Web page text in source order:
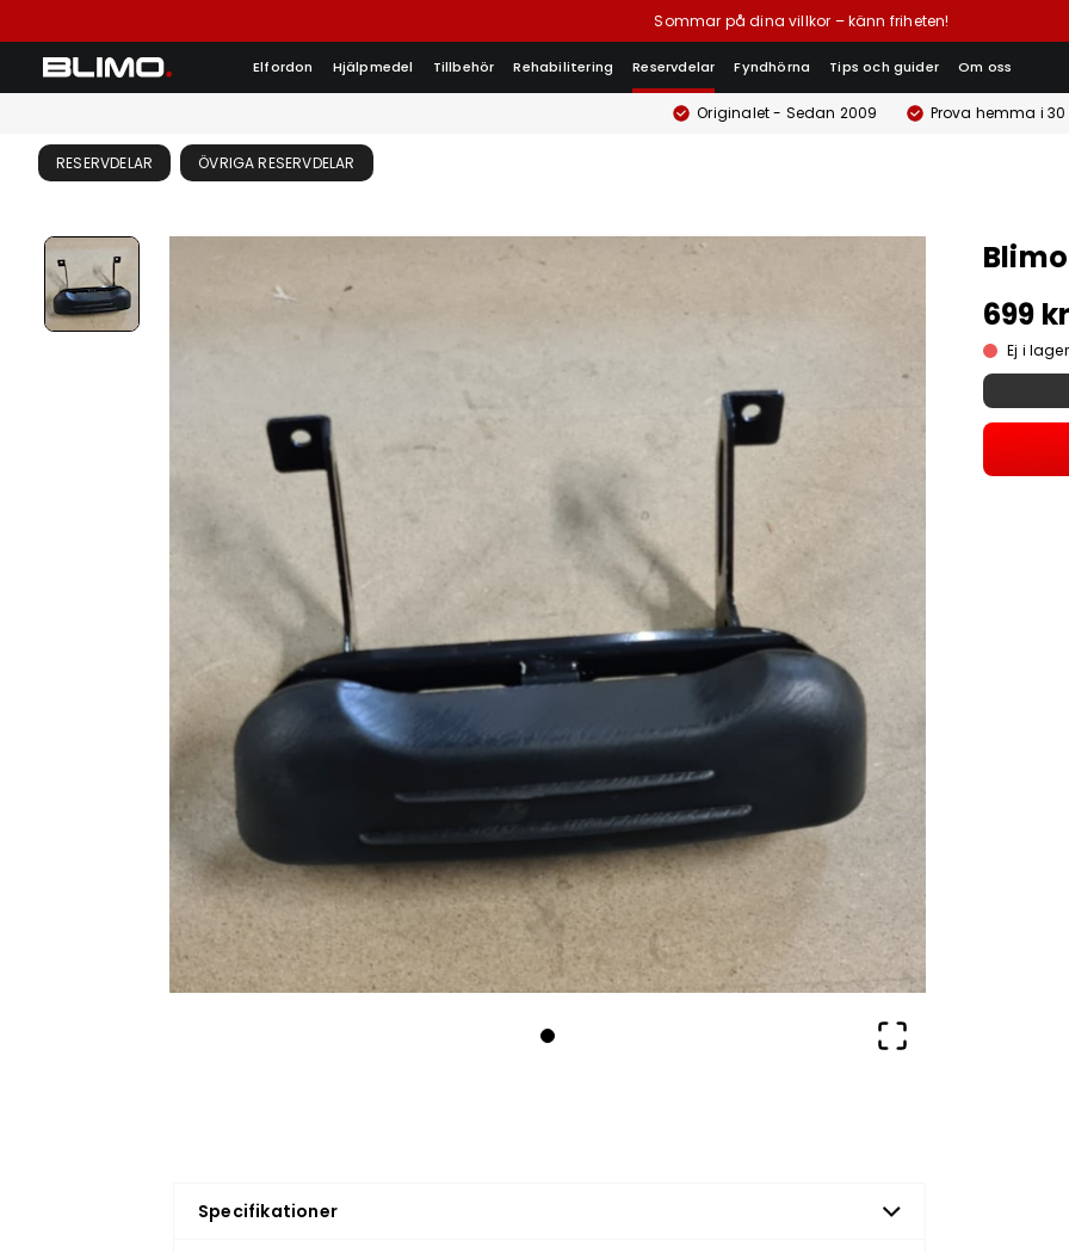
Sommar på dina villkor – känn friheten!
Elfordon Hjälpmedel Tillbehör Rehabilitering Reservdelar Fyndhörna Tips och guider Om oss
Originalet - Sedan 2009 Prova hemma i
RESERVDELAR ÖVRIGA RESERVDELAR
699
Ej i lager
Specifikationer